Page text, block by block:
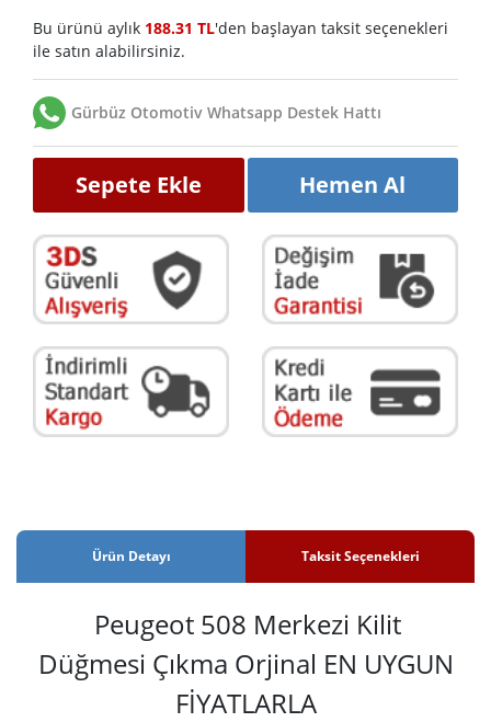
Bu ürünü aylık 188.31 TL'den başlayan taksit seçenekleri
ile satın alabilirsiniz.
Gürbüz Otomotiv Whatsapp Destek Hattı
Sepete Ekle Hemen Al
Ürün Detayı Taksit Seçenekleri
Peugeot 508 Merkezi Kilit
Düğmesi Çıkma Orjinal EN UYGUN
FİYATLARLA